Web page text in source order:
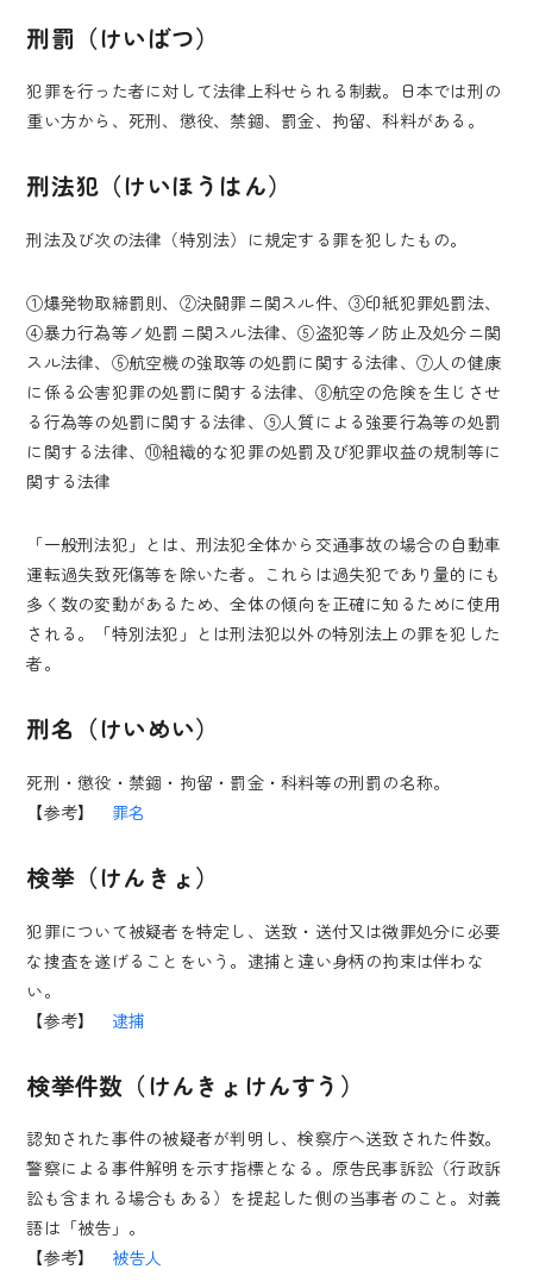
刑罰（けいばつ）
犯罪を行った者に対して法律上科せられる制裁。日本では刑の
重い方から、死刑、懲役、禁錮、罰金、拘留、科料がある。
刑法犯（けいほうはん）
刑法及び次の法律（特別法）に規定する罪を犯したもの。
①爆発物取締罰則、②決闘罪ニ関スル件、③印紙犯罪処罰法、
④暴力行為等ノ処罰ニ関スル法律、⑤盗犯等ノ防止及処分ニ関
スル法律、⑥航空機の強取等の処罰に関する法律、⑦人の健康
に係る公害犯罪の処罰に関する法律、⑧航空の危険を生じさせ
る行為等の処罰に関する法律、⑨人質による強要行為等の処罰
に関する法律、⑩組織的な犯罪の処罰及び犯罪収益の規制等に
関する法律
「一般刑法犯」とは、刑法犯全体から交通事故の場合の自動車
運転過失致死傷等を除いた者。これらは過失犯であり量的にも
多く数の変動があるため、全体の傾向を正確に知るために使用
される。「特別法犯」とは刑法犯以外の特別法上の罪を犯した
者。
刑名（けいめい）
死刑・懲役・禁錮・拘留・罰金・科料等の刑罰の名称。
【参考】 罪名
検挙（けんきょ）
犯罪について被疑者を特定し、送致・送付又は微罪処分に必要
な捜査を遂げることをいう。逮捕と違い身柄の拘束は伴わな
い。
【参考】 逮捕
検挙件数（けんきょけんすう）
認知された事件の被疑者が判明し、検察庁へ送致された件数。
警察による事件解明を示す指標となる。原告民事訴訟（行政訴
訟も含まれる場合もある）を提起した側の当事者のこと。対義
語は「被告」。
【参考】 被告人